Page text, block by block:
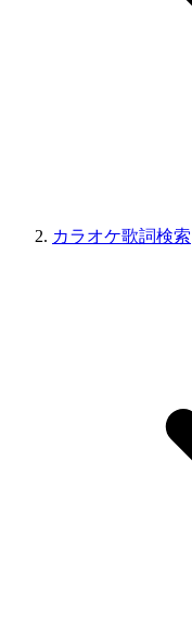
カラオケ歌詞検索